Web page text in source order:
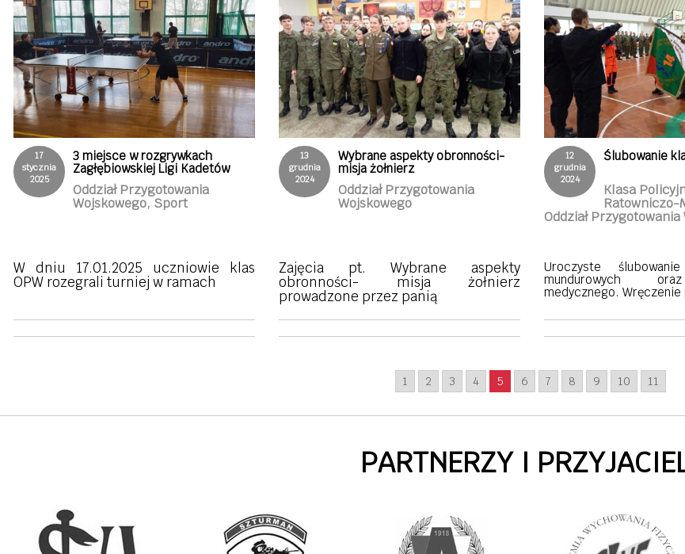
17
stycznia
2025
3 miejsce w rozgrywkach
Zagłębiowskiej Ligi Kadetów
Oddział Przygotowania
Wojskowego, Sport
W dniu 17.01.2025 uczniowie klas
OPW rozegrali turniej w ramach
13
grudnia
2024
Wybrane aspekty obronności-
misja żołnierz
Oddział Przygotowania
Wojskowego
Zajęcia pt. Wybrane aspekty
obronności- misja żołnierz
prowadzone przez panią
12
grudnia
2024
Ślubowanie
Klasa
Ratowniczo-
Oddział
Uroczyste
mundurowych
medycznego. Wręczenie
1 2 3 4 5 6 7 8 9 10 11
PARTNERZY I